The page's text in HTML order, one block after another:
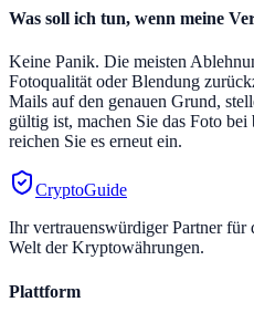
Was soll ich tun, wenn meine
Keine Panik. Die meisten
Fotoqualität oder Blendung
Mails auf den genauen Grund,
gültig ist, machen Sie das Foto
reichen Sie es erneut ein.
CryptoGuide
Ihr vertrauenswürdiger Partner
Welt der Kryptowährungen.
Plattform